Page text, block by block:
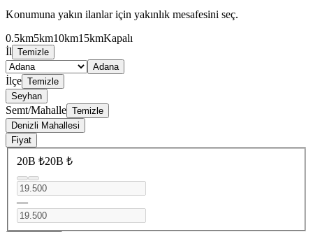
Konumuna yakın ilanlar için yakınlık mesafesini seç.
0.5km5km10km15kmKapalı
İl Temizle
Adana
İlçe Temizle
Seyhan
Semt/Mahalle Temizle
Denizli Mahallesi
Fiyat
20B ₺20B ₺
—